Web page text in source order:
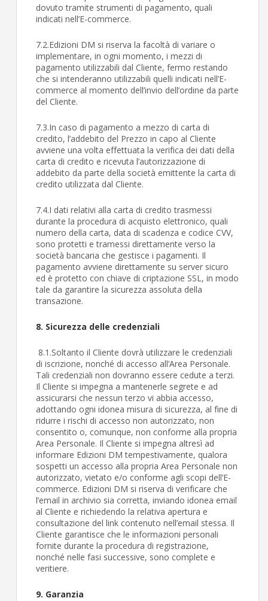
dovuto tramite strumenti di pagamento, quali
indicati nell’E-commerce.
7.2.Edizioni DM si riserva la facoltà di variare o
implementare, in ogni momento, i mezzi di
pagamento utilizzabili dal Cliente, fermo restando
che si intenderanno utilizzabili quelli indicati nell’E-
commerce al momento dell’invio dell’ordine da parte
del Cliente.
7.3.In caso di pagamento a mezzo di carta di
credito, l’addebito del Prezzo in capo al Cliente
avviene una volta effettuata la verifica dei dati della
carta di credito e ricevuta l’autorizzazione di
addebito da parte della società emittente la carta di
credito utilizzata dal Cliente.
7.4.I dati relativi alla carta di credito trasmessi
durante la procedura di acquisto elettronico, quali
numero della carta, data di scadenza e codice CVV,
sono protetti e tramessi direttamente verso la
società bancaria che gestisce i pagamenti. Il
pagamento avviene direttamente su server sicuro
ed è protetto con chiave di criptazione SSL, in modo
tale da garantire la sicurezza assoluta della
transazione.
8. Sicurezza delle credenziali
8.1.Soltanto il Cliente dovrà utilizzare le credenziali
di iscrizione, nonché di accesso all’Area Personale.
Tali credenziali non dovranno essere cedute a terzi.
Il Cliente si impegna a mantenerle segrete e ad
assicurarsi che nessun terzo vi abbia accesso,
adottando ogni idonea misura di sicurezza, al fine di
ridurre i rischi di accesso non autorizzato, non
consentito o, comunque, non conforme alla propria
Area Personale. Il Cliente si impegna altresì ad
informare Edizioni DM tempestivamente, qualora
sospetti un accesso alla propria Area Personale non
autorizzato, vietato e/o conforme agli scopi dell’E-
commerce. Edizioni DM si riserva di verificare che
l’email in archivio sia corretta, inviando idonea email
al Cliente e richiedendo la relativa apertura e
consultazione del link contenuto nell’email stessa. Il
Cliente garantisce che le informazioni personali
fornite durante la procedura di registrazione,
nonché nelle fasi successive, sono complete e
veritiere.
9. Garanzia